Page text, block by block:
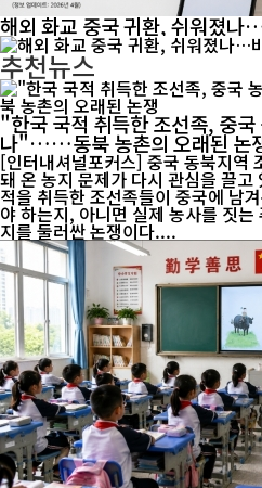
해외 화교 중국 귀환, 쉬워졌나
추천뉴스
"한국 국적 취득한 조선족, 중국
나"……동북 농촌의 오래된 논
[인터내셔널포커스] 중국 동북지역
돼 온 농지 문제가 다시 관심을 끌
적을 취득한 조선족들이 중국에 남
야 하는지, 아니면 실제 농사를 짓
지를 둘러싼 논쟁이다....